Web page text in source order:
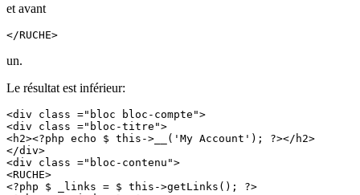
et avant
</RUCHE>
un.
Le résultat est inférieur:
<div class ="bloc bloc-compte">
<div class ="bloc-titre">
<h2><?php echo $ this->__('My Account'); ?></h2>
</div>
<div class ="bloc-contenu">
<RUCHE>
<?php $ _links = $ this->getLinks(); ?>